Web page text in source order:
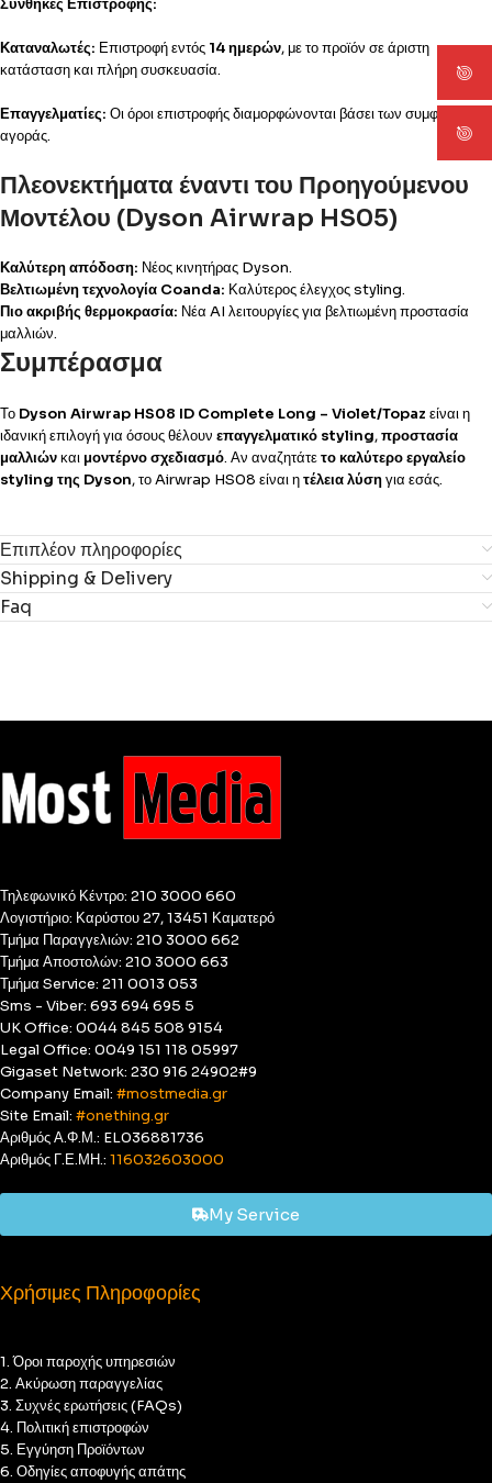
Συνθήκες Επιστροφής:
Καταναλωτές: Επιστροφή εντός 14 ημερών, με το προϊόν σε άριστη
κατάσταση και πλήρη συσκευασία.
Επαγγελματίες: Οι όροι επιστροφής διαμορφώνονται βάσει των συμφωνιών
αγοράς.
Πλεονεκτήματα έναντι του Προηγούμενου
Μοντέλου (Dyson Airwrap HS05)
Καλύτερη απόδοση: Νέος κινητήρας Dyson.
Βελτιωμένη τεχνολογία Coanda: Καλύτερος έλεγχος styling.
Πιο ακριβής θερμοκρασία: Νέα AI λειτουργίες για βελτιωμένη προστασία
μαλλιών.
Συμπέρασμα
Το Dyson Airwrap HS08 ID Complete Long – Violet/Topaz είναι η
ιδανική επιλογή για όσους θέλουν επαγγελματικό styling,προστασία
μαλλιώνκαι μοντέρνο σχεδιασμό. Αν αναζητάτετο καλύτερο εργαλείο
styling της Dyson, το Airwrap HS08 είναι ητέλεια λύσηγια εσάς.
Επιπλέον πληροφορίες
Shipping & Delivery
Faq
Τηλεφωνικό Κέντρο: 210 3000 660
Λογιστήριο: Καρύστου 27, 13451 Καματερό
Τμήμα Παραγγελιών: 210 3000 662
Τμήμα Αποστολών: 210 3000 663
Τμήμα Service: 211 0013 053
Sms - Viber: 693 694 695 5
UK Office: 0044 845 508 9154
Legal Office: 0049 151 118 05997
Gigaset Network: 230 916 24902#9
Company Email: #mostmedia.gr
Site Email: #onething.gr
Αριθμός Α.Φ.Μ.: EL036881736
Αριθμός Γ.Ε.ΜΗ.: 116032603000
My Service
Χρήσιμες Πληροφορίες
1. Όροι παροχής υπηρεσιών
2. Ακύρωση παραγγελίας
3. Συχνές ερωτήσεις (FAQs)
4. Πολιτική επιστροφών
5. Εγγύηση Προϊόντων
6. Οδηγίες αποφυγής απάτης